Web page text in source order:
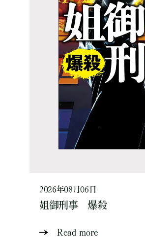
2026年08月06日
姐御刑事 爆殺
Read more